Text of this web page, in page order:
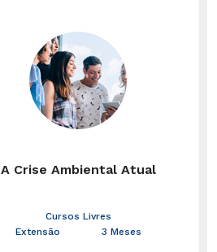
A Crise Ambiental Atual
Cursos Livres
Extensão
3 Meses